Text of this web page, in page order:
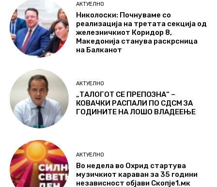
АКТУЕЛНО
Николоски: Почнуваме со
реализација на третата секција од
железничкиот Коридор 8,
Македонија станува раскрсница
на Балканот
АКТУЕЛНО
„ТАЛОГОТ СЕ ПРЕПОЗНА“ –
КОВАЧКИ РАСПАЛИ ПО СДСМ ЗА
ГОДИНИТЕ НА ЛОШО ВЛАДЕЕЊЕ
АКТУЕЛНО
Во недела во Охрид стартува
музичкиот караван за 35 години
независност објави Скопје1.мк